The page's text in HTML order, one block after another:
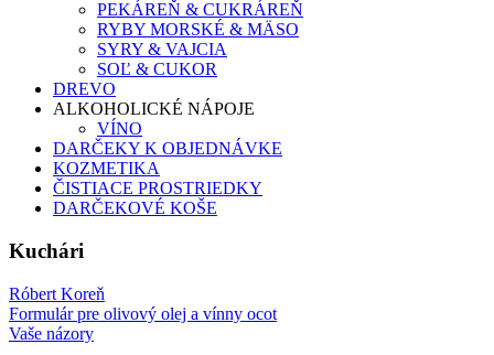
PEKÁREŇ & CUKRÁREŇ
RYBY MORSKÉ & MÄSO
SYRY & VAJCIA
SOĽ & CUKOR
DREVO
ALKOHOLICKÉ NÁPOJE
VÍNO
DARČEKY K OBJEDNÁVKE
KOZMETIKA
ČISTIACE PROSTRIEDKY
DARČEKOVÉ KOŠE
Kuchári
Róbert Koreň
Formulár pre olivový olej a vínny ocot
Vaše názory